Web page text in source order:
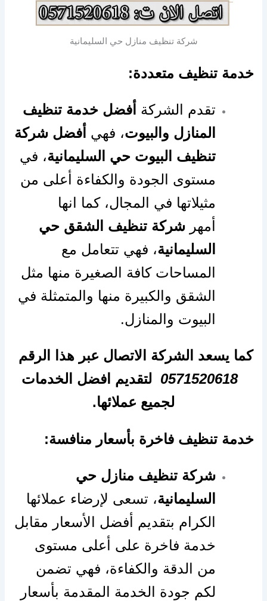
شركة تنظيف منازل حي السليمانية
خدمة تنظيف متعددة:
تقدم الشركة أفضل خدمة تنظيف
المنازل والبيوت، فهي أفضل شركة
تنظيف البيوت حي السليمانية، في
مستوى الجودة والكفاءة أعلى من
مثيلاتها في المجال، كما انها
أمهر شركة تنظيف الشقق حي
السليمانية، فهي تتعامل مع
المساحات كافة الصغيرة منها مثل
الشقق والكبيرة منها والمتمثلة في
البيوت والمنازل.
كما يسعد الشركة الاتصال عبر هذا الرقم
0571520618 لتقديم افضل الخدمات
لجميع عملائها.
خدمة تنظيف فاخرة بأسعار منافسة:
شركة تنظيف منازل حي
السليمانية، تسعى لإرضاء عملائها
الكرام بتقديم أفضل الأسعار مقابل
خدمة فاخرة على أعلى مستوى
من الدقة والكفاءة، فهي تضمن
لكم جودة الخدمة المقدمة بأسعار